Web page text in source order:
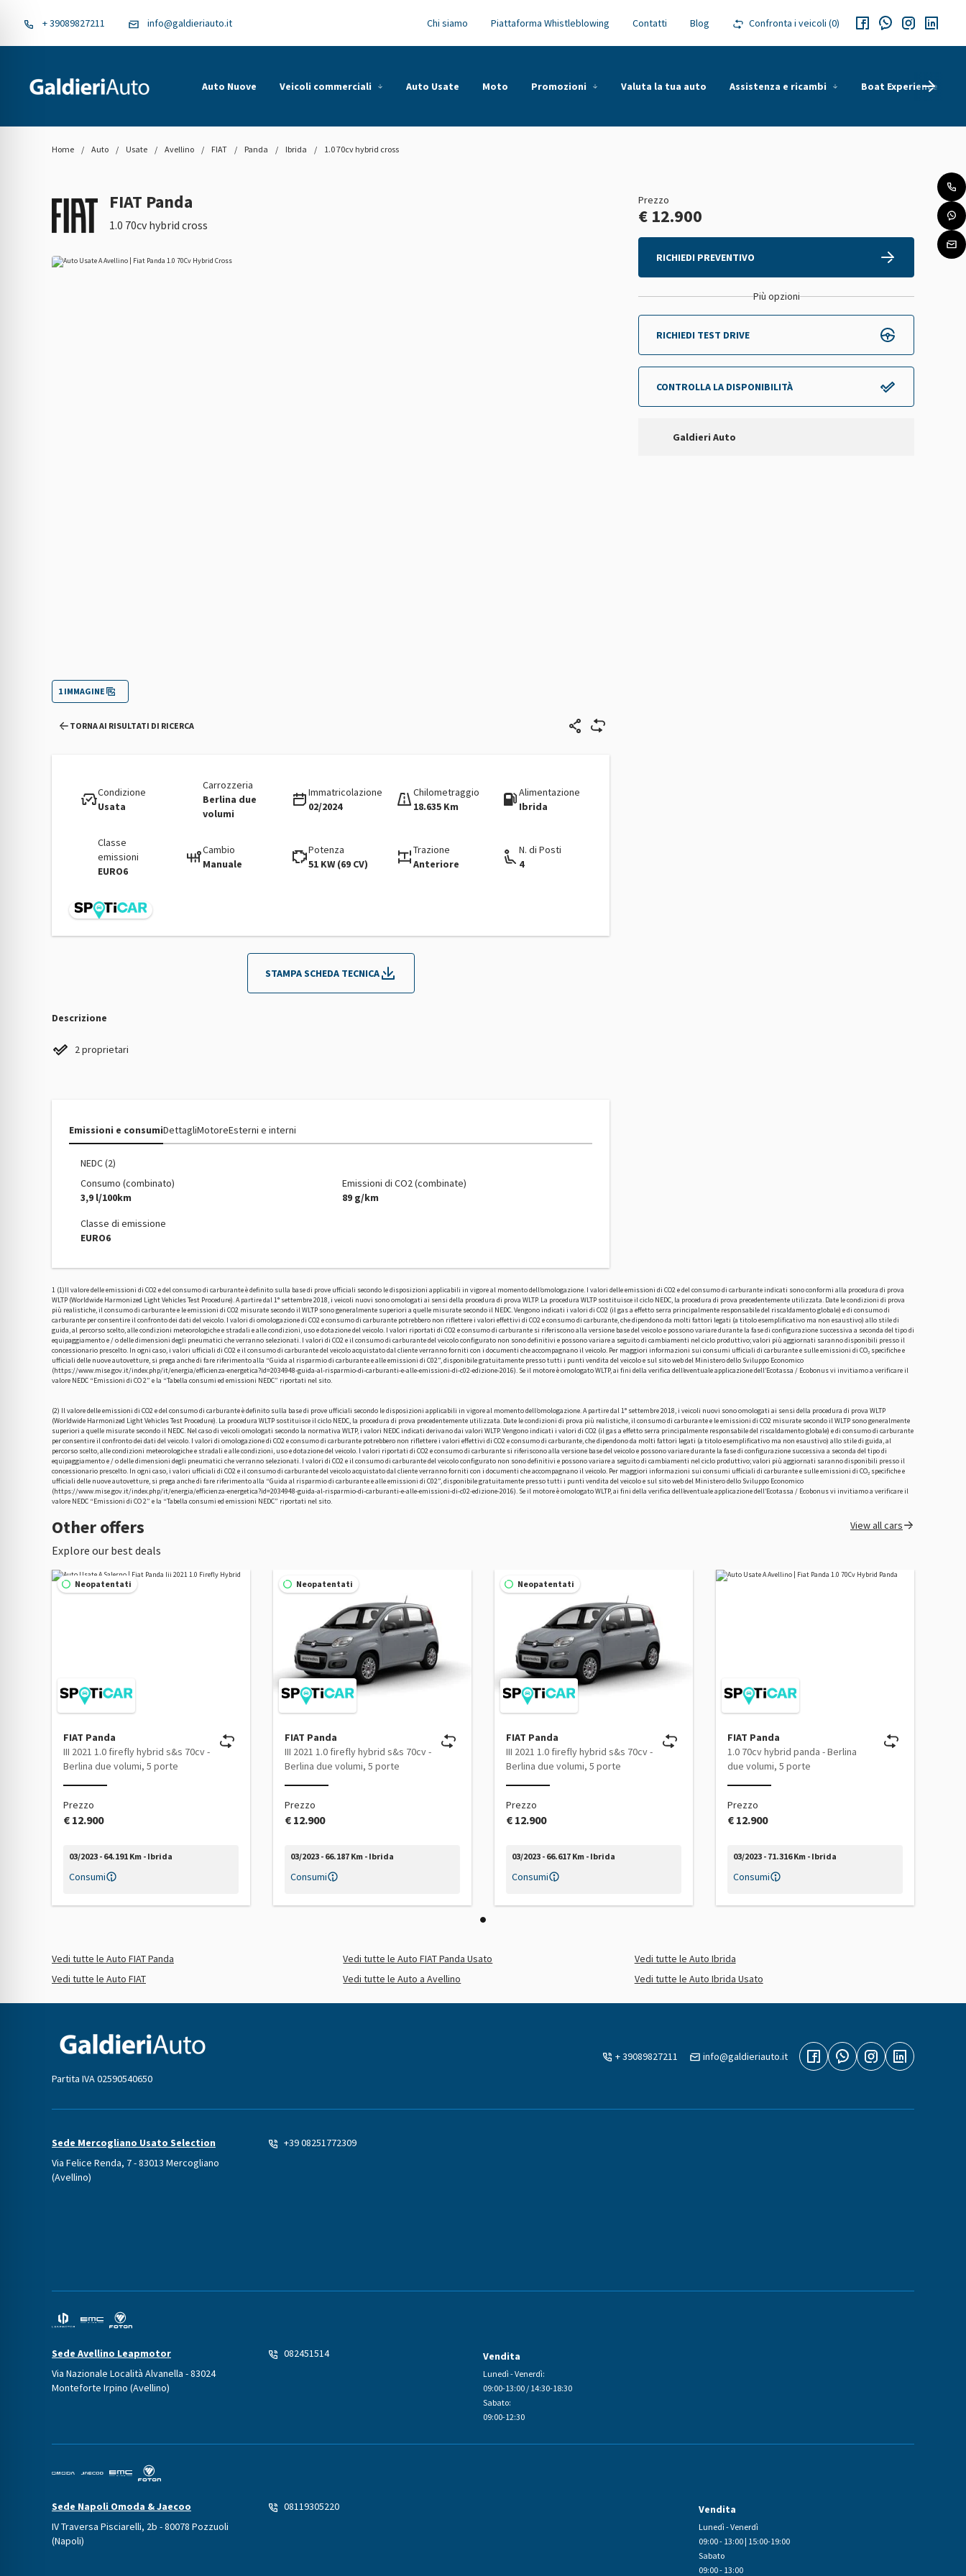
+ 39089827211 info@galdieriauto.it Chi siamo Piattaforma Whistleblowing Contatti Blog Confronta i veicoli (0)
Auto Nuove Veicoli commerciali Auto Usate Moto Promozioni Valuta la tua auto Assistenza e ricambi Boat Experience
Home / Auto / Usate / Avellino / FIAT / Panda / Ibrida / 1.0 70cv hybrid cross
FIAT Panda
1.0 70cv hybrid cross
1 IMMAGINE
TORNA AI RISULTATI DI RICERCA
Prezzo
€ 12.900
RICHIEDI PREVENTIVO
Più opzioni
RICHIEDI TEST DRIVE
CONTROLLA LA DISPONIBILITÀ
Galdieri Auto
Condizione
Usata
Carrozzeria
Berlina due
volumi
Immatricolazione
02/2024
Chilometraggio
18.635 Km
Alimentazione
Ibrida
Classe
emissioni
EURO6
Cambio
Manuale
Potenza
51 KW (69 CV)
Trazione
Anteriore
N. di Posti
4
STAMPA SCHEDA TECNICA
Descrizione
2 proprietari
Emissioni e consumiDettagliMotoreEsterni e interni
NEDC (2)
Consumo (combinato)
3,9 l/100km
Emissioni di CO2 (combinate)
89 g/km
Classe di emissione
EURO6
1 (1)Il valore delle emissioni di CO2 e del consumo di carburante è definito sulla base di prove ufficiali secondo le disposizioni applicabili in vigore al momento dell’omologazione. I valori delle emissioni di CO2 e del consumo di carburante indicati sono conformi alla procedura di prova
WLTP (Worldwide Harmonized Light Vehicles Test Procedure). A partire dal 1° settembre 2018, i veicoli nuovi sono omologati ai sensi della procedura di prova WLTP. La procedura WLTP sostituisce il ciclo NEDC, la procedura di prova precedentemente utilizzata. Date le condizioni di prova
più realistiche, il consumo di carburante e le emissioni di CO2 misurate secondo il WLTP sono generalmente superiori a quelle misurate secondo il NEDC. Vengono indicati i valori di CO2 (il gas a effetto serra principalmente responsabile del riscaldamento globale) e di consumo di
carburante per consentire il confronto dei dati del veicolo. I valori di omologazione di CO2 e consumo di carburante potrebbero non riflettere i valori effettivi di CO2 e consumo di carburante, che dipendono da molti fattori legati (a titolo esemplificativo ma non esaustivo) allo stile di
guida, al percorso scelto, alle condizioni meteorologiche e stradali e alle condizioni, uso e dotazione del veicolo. I valori riportati di CO2 e consumo di carburante si riferiscono alla versione base del veicolo e possono variare durante la fase di configurazione successiva a seconda del tipo di
equipaggiamento e / o delle dimensioni degli pneumatici che verranno selezionati. I valori di CO2 e il consumo di carburante del veicolo configurato non sono definitivi e possono variare a seguito di cambiamenti nel ciclo produttivo; valori più aggiornati saranno disponibili presso il
concessionario prescelto. In ogni caso, i valori ufficiali di CO2 e il consumo di carburante del veicolo acquistato dal cliente verranno forniti con i documenti che accompagnano il veicolo. Per maggiori informazioni sui consumi ufficiali di carburante e sulle emissioni di CO₂ specifiche e
ufficiali delle nuove autovetture, si prega anche di fare riferimento alla “Guida al risparmio di carburante e alle emissioni di C02”, disponibile gratuitamente presso tutti i punti vendita del veicolo e sul sito web del Ministero dello Sviluppo Economico
(https://www.mise.gov.it/index.php/it/energia/efficienza-energetica?id=2034948-guida-al-risparmio-di-carburanti-e-alle-emissioni-di-c02-edizione-2016). Se il motore è omologato WLTP, ai fini della verifica dell’eventuale applicazione dell’Ecotassa / Ecobonus vi invitiamo a verificare il
valore NEDC “Emissioni di CO 2” e la “Tabella consumi ed emissioni NEDC” riportati nel sito.
(2) Il valore delle emissioni di CO2 e del consumo di carburante è definito sulla base di prove ufficiali secondo le disposizioni applicabili in vigore al momento dell’omologazione. A partire dal 1° settembre 2018, i veicoli nuovi sono omologati ai sensi della procedura di prova WLTP
(Worldwide Harmonized Light Vehicles Test Procedure). La procedura WLTP sostituisce il ciclo NEDC, la procedura di prova precedentemente utilizzata. Date le condizioni di prova più realistiche, il consumo di carburante e le emissioni di CO2 misurate secondo il WLTP sono generalmente
superiori a quelle misurate secondo il NEDC. Nel caso di veicoli omologati secondo la normativa WLTP, i valori NEDC indicati derivano dai valori WLTP. Vengono indicati i valori di CO2 (il gas a effetto serra principalmente responsabile del riscaldamento globale) e di consumo di carburante
per consentire il confronto dei dati del veicolo. I valori di omologazione di CO2 e consumo di carburante potrebbero non riflettere i valori effettivi di CO2 e consumo di carburante, che dipendono da molti fattori legati (a titolo esemplificativo ma non esaustivo) allo stile di guida, al
percorso scelto, alle condizioni meteorologiche e stradali e alle condizioni, uso e dotazione del veicolo. I valori riportati di CO2 e consumo di carburante si riferiscono alla versione base del veicolo e possono variare durante la fase di configurazione successiva a seconda del tipo di
equipaggiamento e / o delle dimensioni degli pneumatici che verranno selezionati. I valori di CO2 e il consumo di carburante del veicolo configurato non sono definitivi e possono variare a seguito di cambiamenti nel ciclo produttivo; valori più aggiornati saranno disponibili presso il
concessionario prescelto. In ogni caso, i valori ufficiali di CO2 e il consumo di carburante del veicolo acquistato dal cliente verranno forniti con i documenti che accompagnano il veicolo. Per maggiori informazioni sui consumi ufficiali di carburante e sulle emissioni di CO₂ specifiche e
ufficiali delle nuove autovetture, si prega anche di fare riferimento alla “Guida al risparmio di carburante e alle emissioni di C02”, disponibile gratuitamente presso tutti i punti vendita del veicolo e sul sito web del Ministero dello Sviluppo Economico
(https://www.mise.gov.it/index.php/it/energia/efficienza-energetica?id=2034948-guida-al-risparmio-di-carburanti-e-alle-emissioni-di-c02-edizione-2016). Se il motore è omologato WLTP, ai fini della verifica dell’eventuale applicazione dell’Ecotassa / Ecobonus vi invitiamo a verificare il
valore NEDC “Emissioni di CO 2” e la “Tabella consumi ed emissioni NEDC” riportati nel sito.
Other offers
Explore our best deals
View all cars
Neopatentati
FIAT Panda
III 2021 1.0 firefly hybrid s&s 70cv -
Berlina due volumi, 5 porte
Prezzo
€ 12.900
03/2023 - 64.191 Km - Ibrida
Consumi
Neopatentati
FIAT Panda
III 2021 1.0 firefly hybrid s&s 70cv -
Berlina due volumi, 5 porte
Prezzo
€ 12.900
03/2023 - 66.187 Km - Ibrida
Consumi
Neopatentati
FIAT Panda
III 2021 1.0 firefly hybrid s&s 70cv -
Berlina due volumi, 5 porte
Prezzo
€ 12.900
03/2023 - 66.617 Km - Ibrida
Consumi
FIAT Panda
1.0 70cv hybrid panda - Berlina
due volumi, 5 porte
Prezzo
€ 12.900
03/2023 - 71.316 Km - Ibrida
Consumi
Vedi tutte le Auto FIAT Panda Vedi tutte le Auto FIAT Panda Usato
Vedi tutte le Auto Ibrida
Vedi tutte le Auto FIAT
Vedi tutte le Auto a Avellino Vedi tutte le Auto Ibrida Usato
Partita IVA 02590540650
+ 39089827211 info@galdieriauto.it
Sede Mercogliano Usato Selection
Via Felice Renda, 7 - 83013 Mercogliano
(Avellino)
+39 08251772309
Sede Avellino Leapmotor
Via Nazionale Località Alvanella - 83024
Monteforte Irpino (Avellino)
082451514 Vendita
Lunedì - Venerdì:
09:00-13:00 / 14:30-18:30
Sabato:
09:00-12:30
Sede Napoli Omoda & Jaecoo
IV Traversa Pisciarelli, 2b - 80078 Pozzuoli
(Napoli)
08119305220 Vendita
Lunedì - Venerdì
09:00 - 13:00 | 15:00-19:00
Sabato
09:00 - 13:00